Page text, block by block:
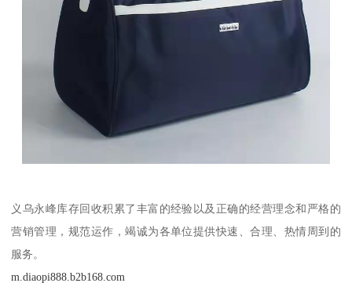
义乌永峰库存回收积累了丰富的经验以及正确的经营理念和严格的
营销管理，规范运作，竭诚为各单位提供快速、合理、热情周到的
服务。
m.diaopi888.b2b168.com